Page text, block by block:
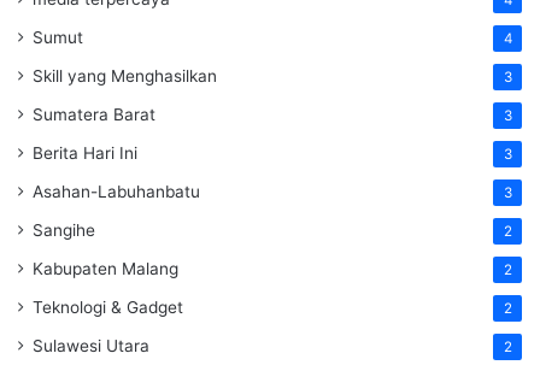
Sumut 4
Skill yang Menghasilkan 3
Sumatera Barat 3
Berita Hari Ini 3
Asahan-Labuhanbatu 3
Sangihe 2
Kabupaten Malang 2
Teknologi & Gadget 2
Sulawesi Utara 2